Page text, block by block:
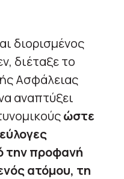
διορισμένος
διέταξε το
Ασφάλειας
αναπτύξει
ώστε
την προφανή
ατόμου, τη